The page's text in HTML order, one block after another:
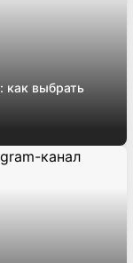
как выбрать